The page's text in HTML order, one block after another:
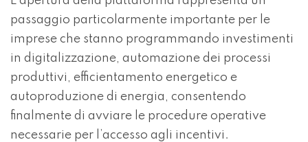
passaggio particolarmente importante per le
imprese che stanno programmando investimenti
in digitalizzazione, automazione dei processi
produttivi, efficientamento energetico e
autoproduzione di energia, consentendo
finalmente di avviare le procedure operative
necessarie per l’accesso agli incentivi.